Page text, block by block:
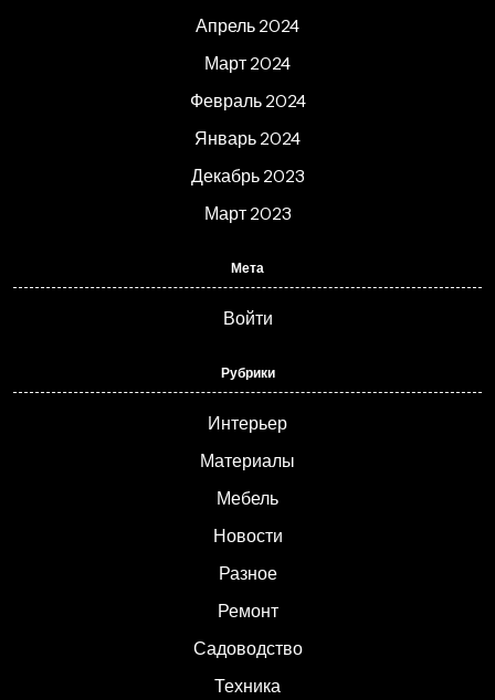
Апрель 2024
Март 2024
Февраль 2024
Январь 2024
Декабрь 2023
Март 2023
Мета
Войти
Рубрики
Интерьер
Материалы
Мебель
Новости
Разное
Ремонт
Садоводство
Техника